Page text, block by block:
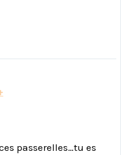
passerelles…tu es